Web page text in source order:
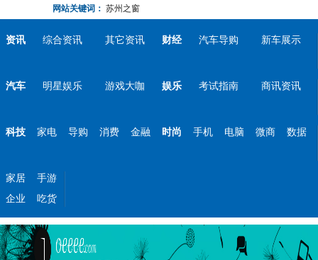
网站关键词： 苏州之窗
资讯 综合资讯 其它资讯 财经 汽车导购 新车展示
汽车 明星娱乐 游戏大咖 娱乐 考试指南 商讯资讯
科技 家电 导购 消费 金融 时尚 手机 电脑 微商 数据
家居
手游
企业
吃货